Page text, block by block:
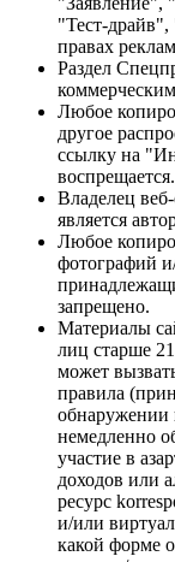
"Тест-
правах
Раздел
Любое
другое
ссылку на
воспрещается.
Владелец
является
Любое
фотографий
запрещено.
Материалы
лиц старше
может
правила
обнаружении
немедленно
участие в
доходов или
ресурс
и/или
какой форме